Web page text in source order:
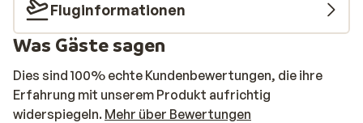
Fluginformationen
Was Gäste sagen
Dies sind 100% echte Kundenbewertungen, die ihre
Erfahrung mit unserem Produkt aufrichtig
widerspiegeln. Mehr über Bewertungen